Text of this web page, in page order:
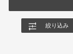
絞り込み